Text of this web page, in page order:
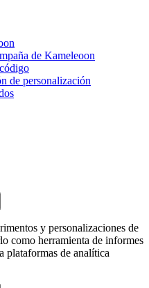
de Kameleoon
de personalización
y personalizaciones de
como herramienta de informes
plataformas de analítica